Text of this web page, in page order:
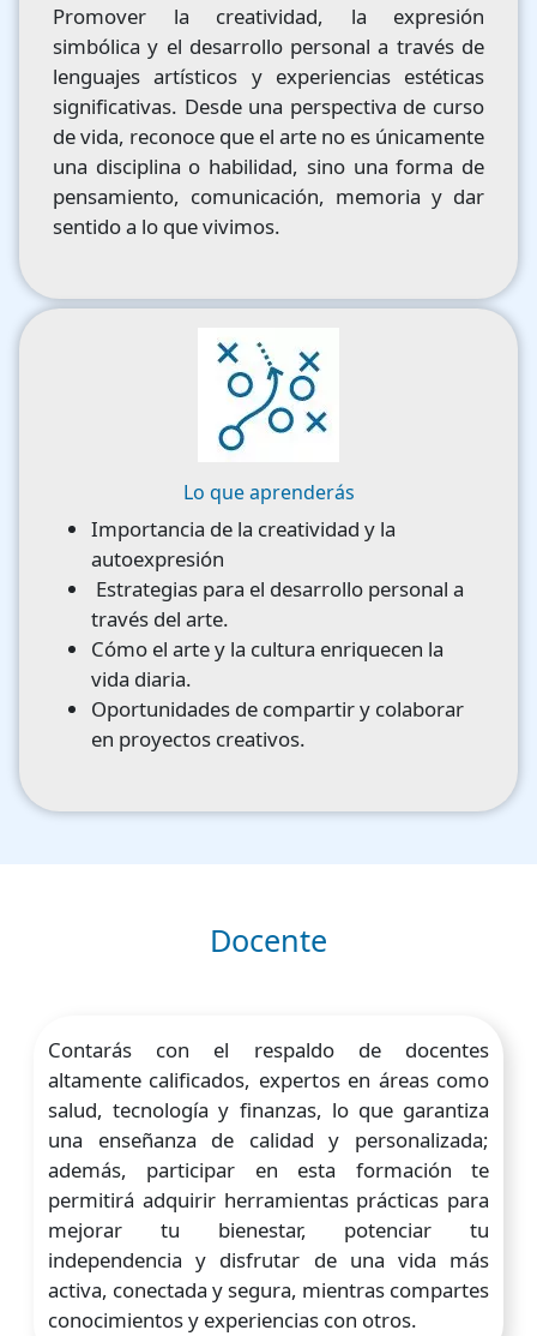
Promover la creatividad, la expresión
simbólica y el desarrollo personal a través de
lenguajes artísticos y experiencias estéticas
significativas. Desde una perspectiva de curso
de vida, reconoce que el arte no es únicamente
una disciplina o habilidad, sino una forma de
pensamiento, comunicación, memoria y dar
sentido a lo que vivimos.
Lo que aprenderás
Importancia de la creatividad y la
autoexpresión
Estrategias para el desarrollo personal a
través del arte.
Cómo el arte y la cultura enriquecen la
vida diaria.
Oportunidades de compartir y colaborar
en proyectos creativos.
Docente
Contarás con el respaldo de docentes
altamente calificados, expertos en áreas como
salud, tecnología y finanzas, lo que garantiza
una enseñanza de calidad y personalizada;
además, participar en esta formación te
permitirá adquirir herramientas prácticas para
mejorar tu bienestar, potenciar tu
independencia y disfrutar de una vida más
activa, conectada y segura, mientras compartes
conocimientos y experiencias con otros.